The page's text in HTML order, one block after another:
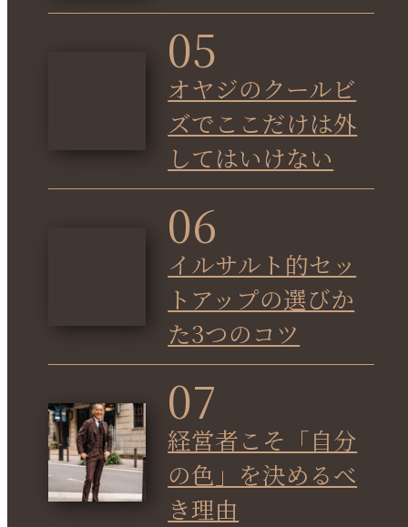
05
オヤジのクールビ
ズでここだけは外
してはいけない
06
イルサルト的セッ
トアップの選びか
た3つのコツ
07
経営者こそ「自分
の色」を決めるべ
き理由